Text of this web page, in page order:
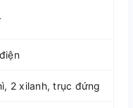
2 xilanh, trục đứng